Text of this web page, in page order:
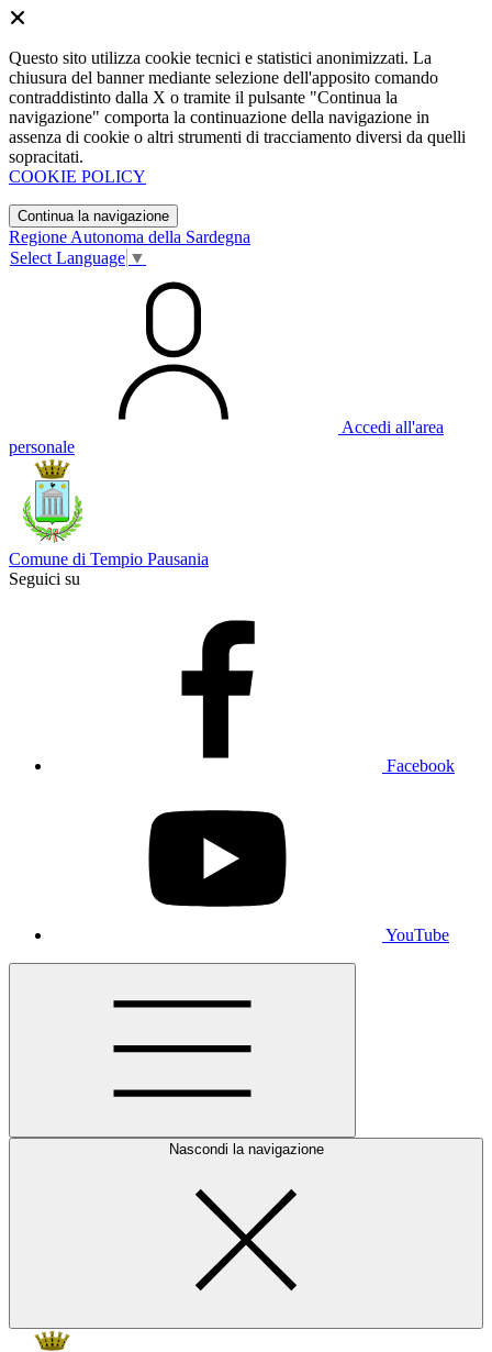
Questo sito utilizza cookie tecnici e statistici anonimizzati. La
chiusura del banner mediante selezione dell'apposito comando
contraddistinto dalla X o tramite il pulsante "Continua la
navigazione" comporta la continuazione della navigazione in
assenza di cookie o altri strumenti di tracciamento diversi da quelli
sopracitati.
COOKIE POLICY
Continua la navigazione
Regione Autonoma della Sardegna
Select Language ▼
Accedi all'area
personale
Comune di Tempio Pausania
Seguici su
Facebook
YouTube
Nascondi la navigazione